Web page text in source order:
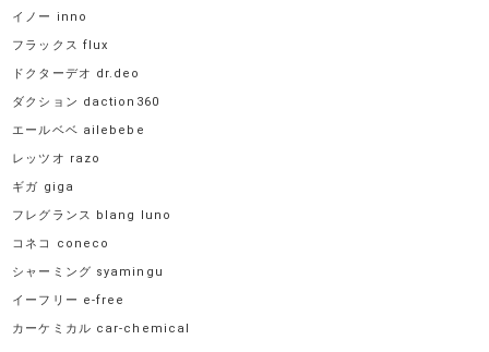
イノー inno
フラックス flux
ドクターデオ dr.deo
ダクション daction360
エールベベ ailebebe
レッツオ razo
ギガ giga
フレグランス blang luno
コネコ coneco
シャーミング syamingu
イーフリー e-free
カーケミカル car-chemical